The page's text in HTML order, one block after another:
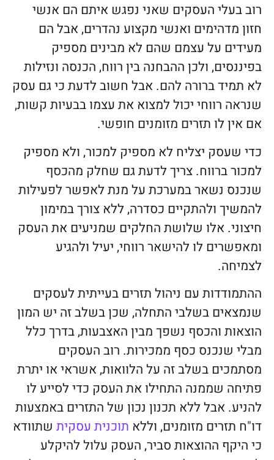
רוב בעלי העסקים שאני נפגש איתם הם אנשי
חזון מדהימים ואנשי מקצוע נהדרים, אבל הם
מעידים על עצמם שהם לא מבינים מספיק
בפיננסים, ולכן ההבחנה בין רווח, הכנסה ונזילות
לא תמיד ברורה להם. אבל חשוב לדעת כי גם עסק
שנראה רווחי יכול למצוא את עצמו בבעיות קשות,
אם אין לו תזרים מזומנים חופשי.
כדי שעסק יצליח לא מספיק למכור, ולא מספיק
למכור ברווח. צריך לדעת גם שחלק מהכסף
שנכנס נשאר במערכת על מנת לאפשר לפעילות
להמשיך ולהתקיים כסדרה, ללא צורך במימון
חיצוני. אלו שלושת החלקים שמניעים את העסק
ומאפשרים לו להישאר רווחי, יעיל ולהגיע
לצמיחה.
ההתמודדות עם ניהול תזרים בעייתית לעסקים
שנמצאים בשלבי התחלה, שכן בשלב זה יש המון
הוצאות והכסף נשפך מבין האצבעות, בדרך כלל
מבלי שנכנס כסף ממכירות. רוב העסקים
מסתמכים בשלב זה על הלוואות, אשראי או יתרת
פתיחה שממנה התחילו את העסק כדי לסייע לו
להניע. אבל ללא תכנון נכון של התזרים באמצעות
דו"ח תזרים מזומנים, וללא תוכנית עסקית שתוודא
כי היקף ההוצאות סביר, העסק עלול להיקלע